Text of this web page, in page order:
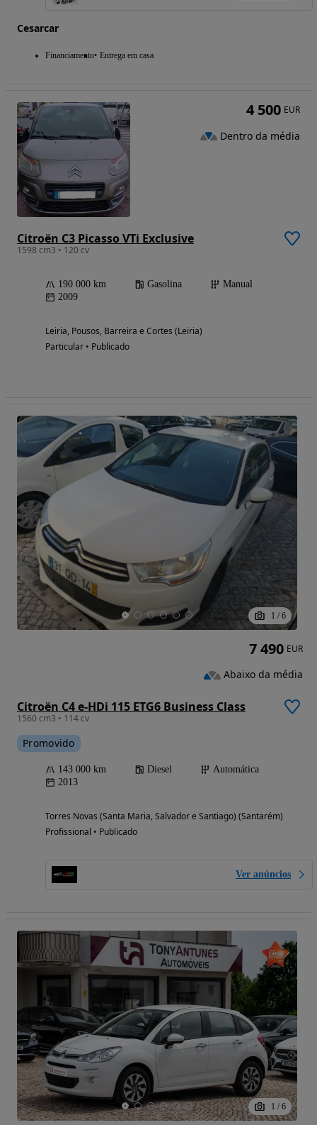
Cesarcar
Financiamento Entrega em casa
Citroën C3 Picasso VTi Exclusive
1598 cm3 • 120 cv
190 000 km Gasolina
Manual
2009
Leiria, Pousos, Barreira e Cortes (Leiria)
Particular • Publicado
4 500 EUR
Dentro da média
1 / 6
Citroën C4 e-HDi 115 ETG6 Business Class
1560 cm3 • 114 cv
Promovido
143 000 km Diesel
Automática
2013
Torres Novas (Santa Maria, Salvador e Santiago) (Santarém)
Profissional • Publicado
Ver anúncios
7 490 EUR
Abaixo da média
1 / 6